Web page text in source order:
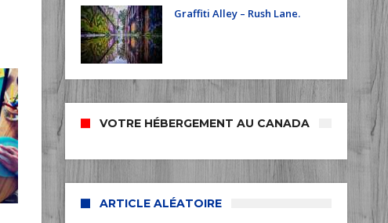
Graffiti Alley – Rush Lane.
VOTRE HÉBERGEMENT AU CANADA
ARTICLE ALÉATOIRE